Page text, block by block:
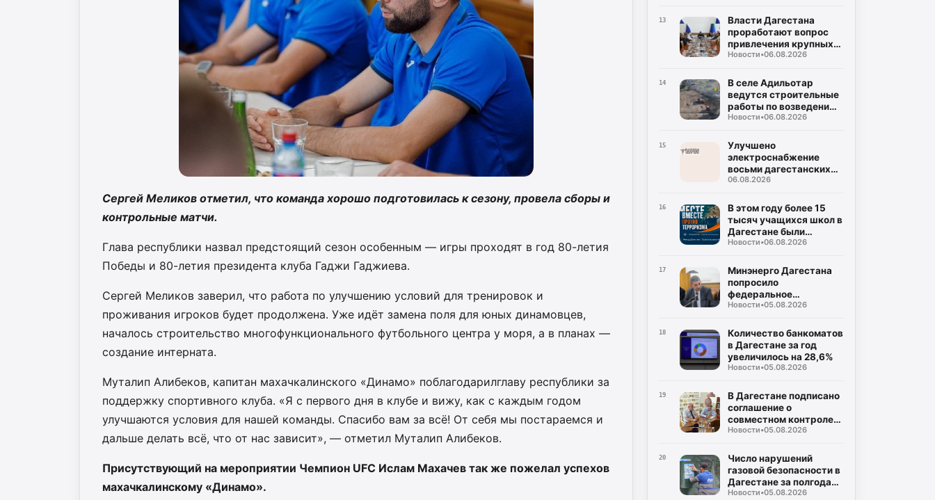
Сергей Меликов отметил, что команда хорошо подготовилась к сезону, провела сборы и
контрольные матчи.
Глава республики назвал предстоящий сезон особенным — игры проходят в год 80-летия
Победы и 80-летия президента клуба Гаджи Гаджиева.
Сергей Меликов заверил, что работа по улучшению условий для тренировок и
проживания игроков будет продолжена. Уже идёт замена поля для юных динамовцев,
началось строительство многофункционального футбольного центра у моря, а в планах —
создание интерната.
Муталип Алибеков, капитан махачкалинского «Динамо» поблагодарилглаву республики за
поддержку спортивного клуба. «Я с первого дня в клубе и вижу, как с каждым годом
улучшаются условия для нашей команды. Спасибо вам за всё! От себя мы постараемся и
дальше делать всё, что от нас зависит», — отметил Муталип Алибеков.
Присутствующий на мероприятии Чемпион UFC Ислам Махачев так же пожелал успехов
махачкалинскому «Динамо».
13
Власти Дагестана
проработают вопрос
привлечения крупных
нефтяных компаний на
Новости•06.08.2026
14
В селе Адильотар
ведутся строительные
работы по возведению
новой школы и
футбола
Новости•06.08.2026
15
Улучшено
электроснабжение
восьми дагестанских
населенных пунктов
модернизации
подстанции
06.08.2026
16
В этом году более 15
тысяч учащихся школ в
Дагестане были
вовлечены в
социальной
профилактике
Новости•06.08.2026
17
Минэнерго Дагестана
попросило
федеральное
ведомство содействия
оплаченного топлива на
АЗС
Новости•05.08.2026
18
Количество банкоматов
в Дагестане за год
увеличилось на 28,6%
Новости•05.08.2026
19
В Дагестане подписано
соглашение о
совместном контроле
за выборами
Новости•05.08.2026
20
Число нарушений
газовой безопасности в
Дагестане за полгода
сократилось вдвое
Новости•05.08.2026